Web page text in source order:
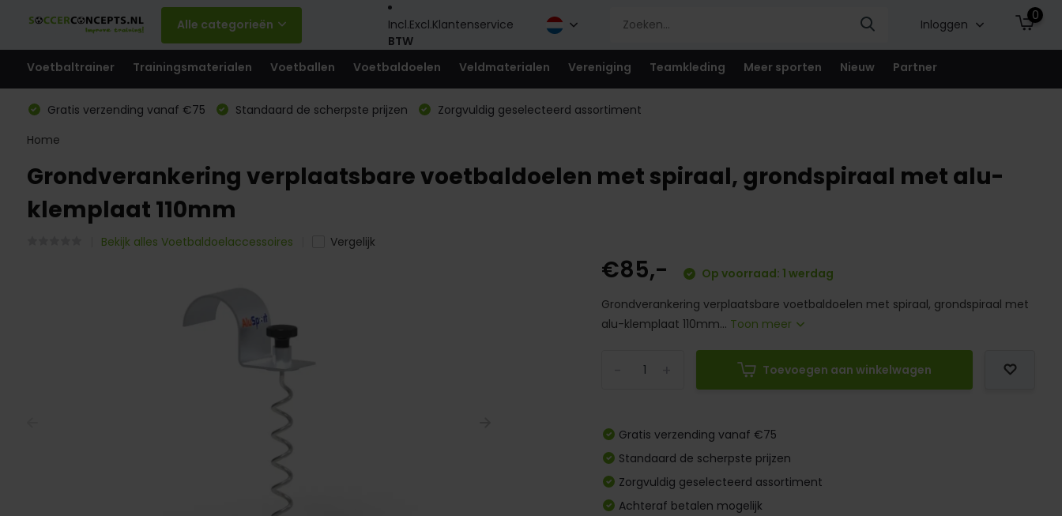
Alle categorieën Incl.Excl.
BTW
Klantenservice Inloggen
0
Voetbaltrainer Trainingsmaterialen Voetballen Voetbaldoelen Veldmaterialen Vereniging Teamkleding Meer sporten Nieuw Partner
Gratis verzending vanaf €75 Standaard de scherpste prijzen
Zorgvuldig geselecteerd assortiment
Home
Grondverankering verplaatsbare voetbaldoelen met spiraal, grondspiraal met alu-
klemplaat 110mm
Bekijk alles Voetbaldoelaccessoires Vergelijk
€85,-
Op voorraad: 1 werdag
Grondverankering verplaatsbare voetbaldoelen met spiraal, grondspiraal met
alu-klemplaat 110mm... Toon meer
Toevoegen aan winkelwagen
Gratis verzending vanaf €75
Standaard de scherpste prijzen
Zorgvuldig geselecteerd assortiment
Achteraf betalen mogelijk